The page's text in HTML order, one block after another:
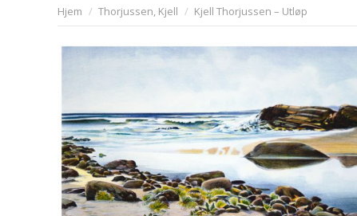
You are here:
Hjem Thorjussen, Kjell Kjell Thorjussen – Utløp